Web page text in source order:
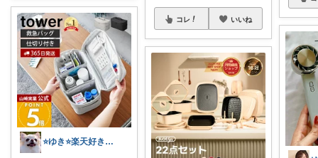
⭐️ゆき⭐️楽天好き主婦🎵
コレ いいね